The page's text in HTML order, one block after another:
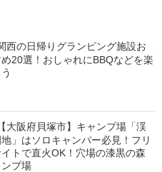
西の日帰りグランピング施設お
20選！おしゃれにBBQなどを楽
【大阪府貝塚市】キャンプ場「渓
」はソロキャンパー必見！フリ
トで直火OK！穴場の漆黒の森
プ場